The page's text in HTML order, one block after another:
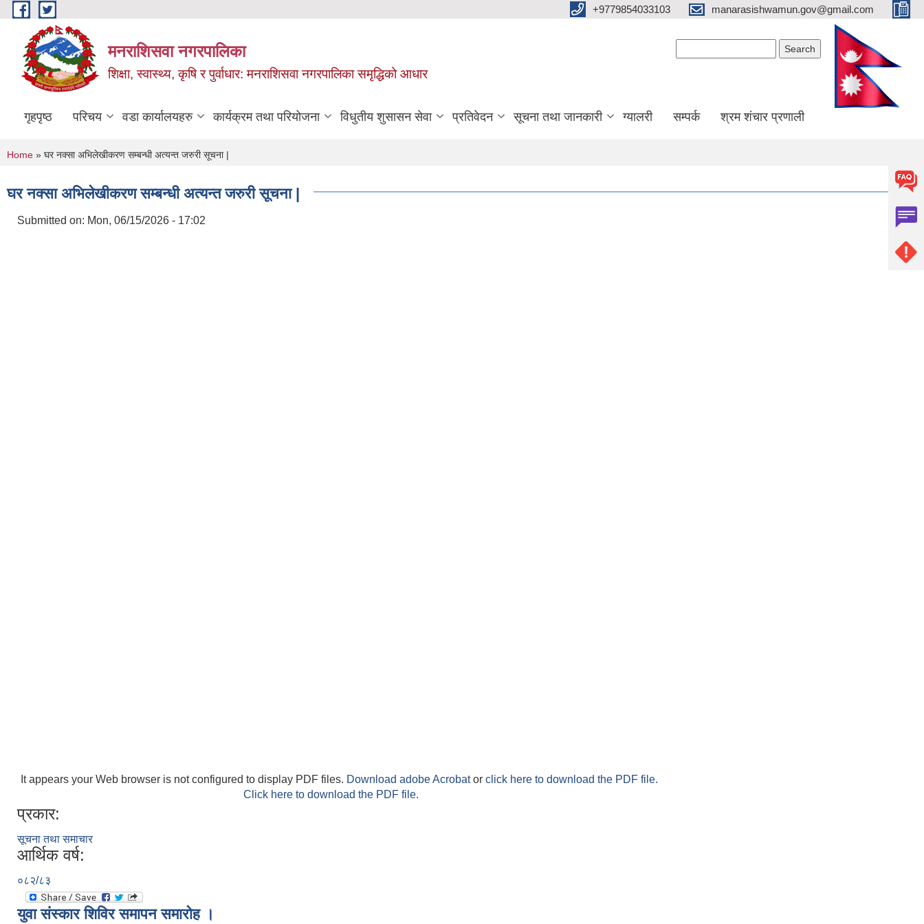
Skip to main content +9779854033103 manarasishwamun.gov@gmail.com
मनराशिसवा नगरपालिका
शिक्षा, स्वास्थ्य, कृषि र पुर्वाधार: मनराशिसवा नगरपालिका समृद्धिको आधार
गृहपृष्ठ परिचय वडा कार्यालयहरु कार्यक्रम तथा परियोजना विधुतीय शुसासन सेवा प्रतिवेदन सूचना तथा जानकारी ग्यालरी सम्पर्क श्रम शंचार प्रणाली
You are here
Home » घर नक्सा अभिलेखीकरण सम्बन्धी अत्यन्त जरुरी सूचना |
घर नक्सा अभिलेखीकरण सम्बन्धी अत्यन्त जरुरी सूचना |
Submitted on: Mon, 06/15/2026 - 17:02
It appears your Web browser is not configured to display PDF files. Download adobe Acrobator click here to download the PDF file.
Click here to download the PDF file.
प्रकार:
सूचना तथा समाचार
आर्थिक वर्ष:
०८२/८३
युवा संस्कार शिविर समापन समारोह ।